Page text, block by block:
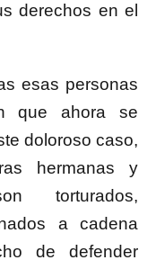
derechos en el
esas personas
que ahora se
doloroso caso,
hermanas y
torturados,
a cadena
de defender